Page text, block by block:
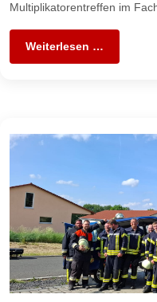
Multiplikatorentreffen im
Weiterlesen …